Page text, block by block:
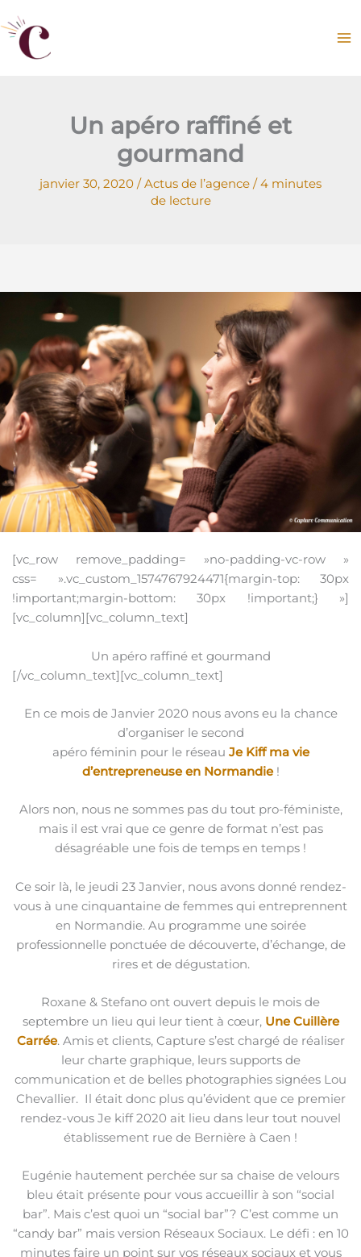
au
contenu
Un apéro raffiné et
gourmand
janvier 30, 2020 /Actus de l’agence /4 minutes
de lecture
[vc_row remove_padding= »no-padding-vc-row »
css= ».vc_custom_1574767924471{margin-top: 30px
!important;margin-bottom: 30px !important;} »]
[vc_column][vc_column_text]
Un apéro raffiné et gourmand
[/vc_column_text][vc_column_text]
En ce mois de Janvier 2020 nous avons eu la chance
d’organiser le second
apéro féminin pour le réseau Je Kiff ma vie
d’entrepreneuse en Normandie!
Alors non, nous ne sommes pas du tout pro-féministe,
mais il est vrai que ce genre de format n’est pas
désagréable une fois de temps en temps !
Ce soir là, le jeudi 23 Janvier, nous avons donné rendez-
vous à une cinquantaine de femmes qui entreprennent
en Normandie. Au programme une soirée
professionnelle ponctuée de découverte, d’échange, de
rires et de dégustation.
Roxane & Stefano ont ouvert depuis le mois de
septembre un lieu qui leur tient à cœur, Une Cuillère
Carrée. Amis et clients, Capture s’est chargé de réaliser
leur charte graphique, leurs supports de
communication et de belles photographies signées Lou
Chevallier. Il était donc plus qu’évident que ce premier
rendez-vous Je kiff 2020 ait lieu dans leur tout nouvel
établissement rue de Bernière à Caen !
Eugénie hautement perchée sur sa chaise de velours
bleu était présente pour vous accueillir à son “social
bar”. Mais c’est quoi un “social bar”? C’est comme un
“candy bar” mais version Réseaux Sociaux. Le défi : en 10
minutes faire un point sur vos réseaux sociaux et vous